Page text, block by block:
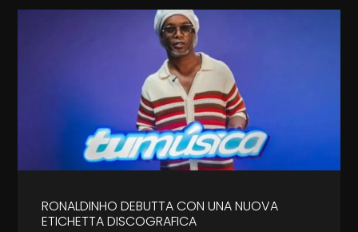
RONALDINHO DEBUTTA CON UNA NUOVA
ETICHETTA DISCOGRAFICA